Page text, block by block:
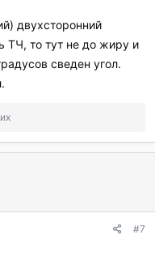
двухсторонний
ТЧ, то тут не до жиру и
сведен угол.
#7